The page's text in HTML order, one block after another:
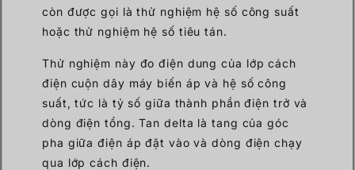
còn được gọi là thử nghiệm hệ số công suất
hoặc thử nghiệm hệ số tiêu tán.
Thử nghiệm này đo điện dung của lớp cách
điện cuộn dây máy biến áp và hệ số công
suất, tức là tỷ số giữa thành phần điện trở và
dòng điện tổng. Tan delta là tang của góc
pha giữa điện áp đặt vào và dòng điện chạy
qua lớp cách điện.